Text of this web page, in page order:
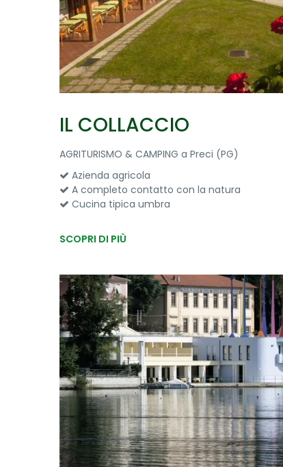
IL COLLACCIO
AGRITURISMO & CAMPING a Preci (PG)
Azienda agricola
A completo contatto con la natura
Cucina tipica umbra
SCOPRI DI PIÙ